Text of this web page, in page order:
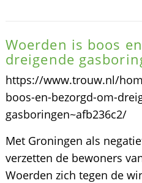
Woerden is boos
dreigende
https://www.trouw.nl/
boos-en-bezorgd-om-
gasboringen~afb236c2/
Met Groningen als
verzetten de bewoners
Woerden zich tegen de